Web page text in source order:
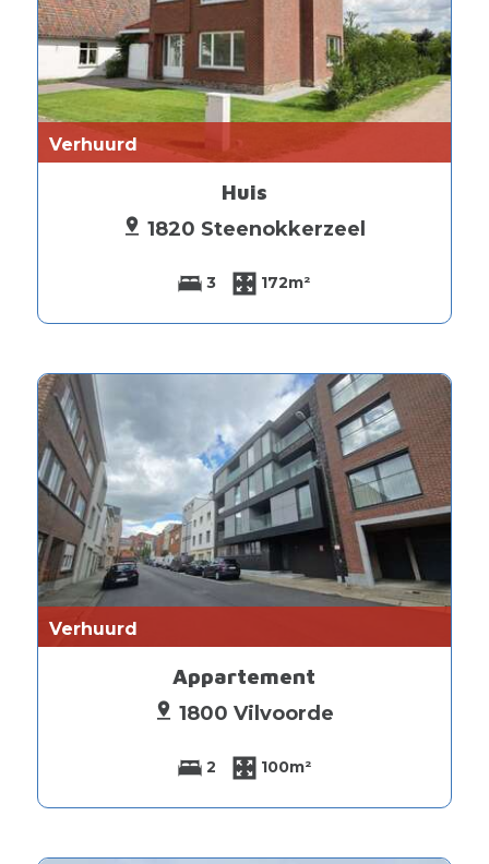
Verhuurd
Huis
1820 Steenokkerzeel
3 172m²
Verhuurd
Appartement
1800 Vilvoorde
2 100m²